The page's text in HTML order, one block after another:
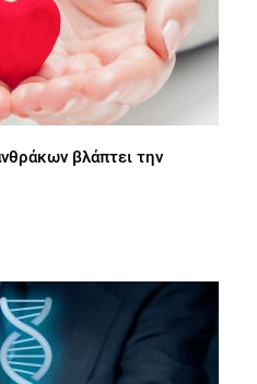
βλάπτει την